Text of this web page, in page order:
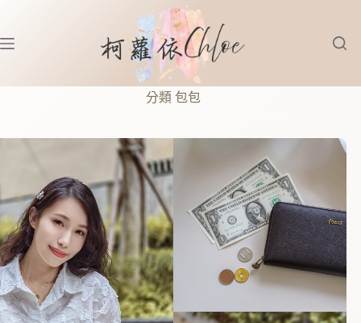
主
內
分類 包包